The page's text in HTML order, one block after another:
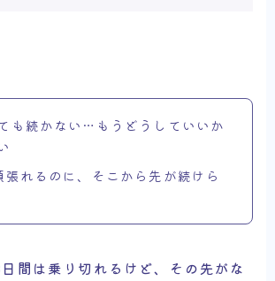
も続かない…もうどうしていいか
張れるのに、そこから先が続けら
間は乗り切れるけど、その先がな